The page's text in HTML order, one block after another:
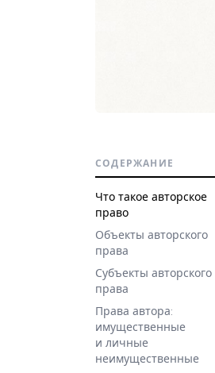
СОДЕРЖАНИЕ
Что такое авторское
право
Объекты авторского
права
Субъекты авторского
права
Права автора:
имущественные
и личные
неимущественные